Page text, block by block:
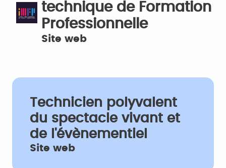
technique de Formation
Professionnelle
Site web
Technicien polyvalent
du spectacle vivant et
de l'évènementiel
Site web